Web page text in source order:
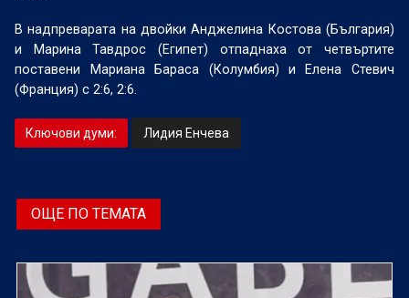
В надпреварата на двойки Анджелина Костова (България)
и Марина Тавдрос (Египет) отпаднаха от четвъртите
поставени Мариaна Бараса (Колумбия) и Елена Стевич
(Франция) с 2:6, 2:6.
Ключови думи: Лидия Енчева
ОЩЕ ПО ТЕМАТА